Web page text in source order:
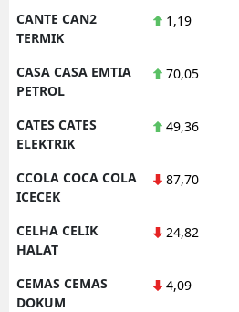
CANTE CAN2
TERMIK
1,19
CASA CASA EMTIA
PETROL
70,05
CATES CATES
ELEKTRIK
49,36
CCOLA COCA COLA
ICECEK
87,70
CELHA CELIK
HALAT
24,82
CEMAS CEMAS
DOKUM
4,09